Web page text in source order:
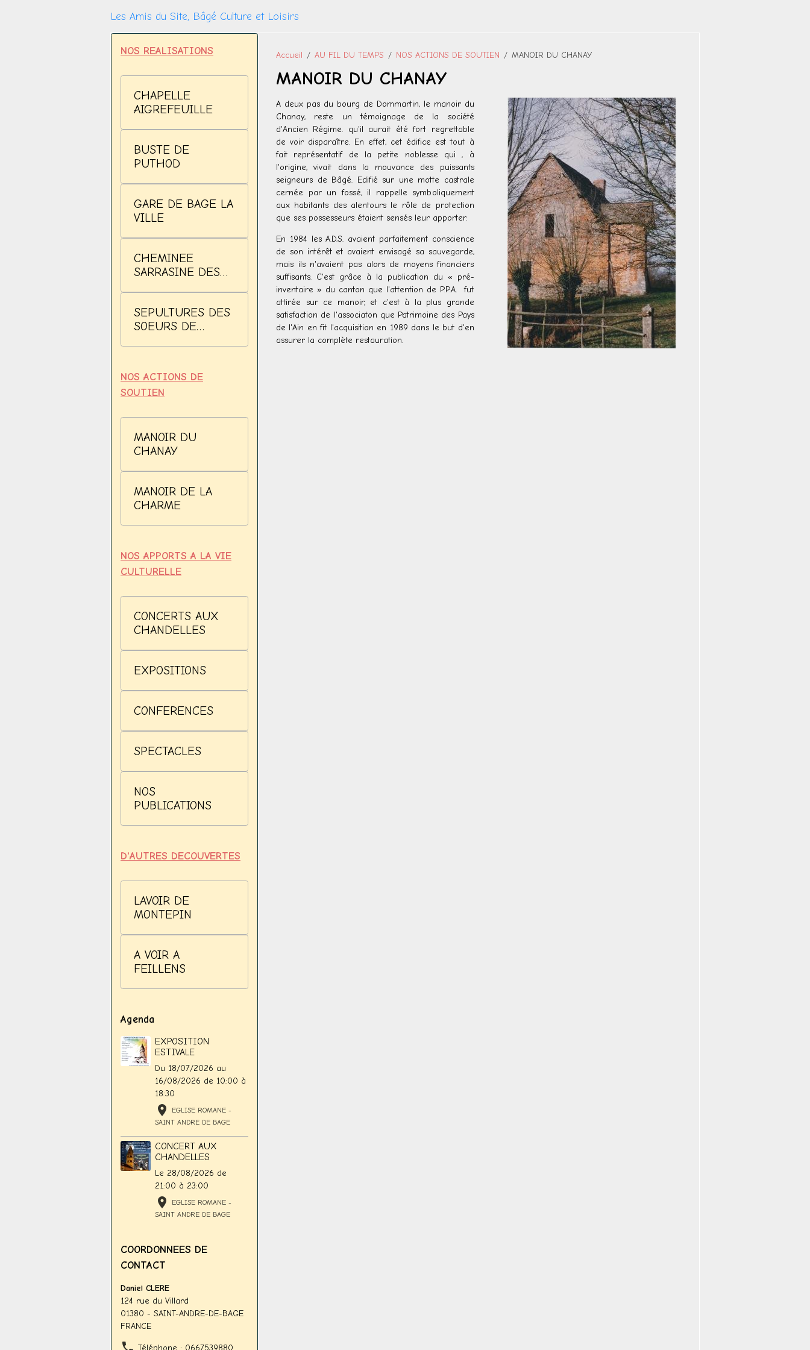
Les Amis du Site, Bâgé Culture et Loisirs
Accueil AU FIL DU TEMPS NOS ACTIONS DE SOUTIEN MANOIR DU CHANAY
MANOIR DU CHANAY
A deux pas du bourg de Dommartin, le manoir du
Chanay, reste un témoignage de la société
d'Ancien Régime. qu'il aurait été fort regrettable
de voir disparaître. En effet, cet édifice est tout à
fait représentatif de la petite noblesse qui , à
l'origine, vivait dans la mouvance des puissants
seigneurs de Bâgé. Edifié sur une motte castrale
cernée par un fossé, il rappelle symboliquement
aux habitants des alentours le rôle de protection
que ses possesseurs étaient sensés leur apporter.
En 1984 les A.D.S. avaient parfaitement conscience
de son intérêt et avaient envisagé sa sauvegarde,
mais ils n'avaient pas alors de moyens financiers
suffisants. C'est grâce à la publication du « pré-
inventaire » du canton que l'attention de P.P.A. fut
attirée sur ce manoir, et c'est à la plus grande
satisfaction de l'associaton que Patrimoine des Pays
de l'Ain en fit l'acquisition en 1989 dans le but d'en
assurer la complète restauration.
NOS REALISATIONS
CHAPELLE
AIGREFEUILLE
BUSTE DE
PUTHOD
GARE DE BAGE LA
VILLE
CHEMINEE
SARRASINE DES
SEPULTURES DES
SOEURS DE
NOS ACTIONS DE
SOUTIEN
MANOIR DU
CHANAY
MANOIR DE LA
CHARME
NOS APPORTS A LA VIE
CULTURELLE
CONCERTS AUX
CHANDELLES
EXPOSITIONS
CONFERENCES
SPECTACLES
NOS
PUBLICATIONS
D'AUTRES DECOUVERTES
LAVOIR DE
MONTEPIN
A VOIR A
FEILLENS
Agenda
EXPOSITION
ESTIVALE
Du 18/07/2026 au
16/08/2026 de 10:00 à
18:30
EGLISE ROMANE -
SAINT ANDRE DE BAGE
CONCERT AUX
CHANDELLES
Le 28/08/2026 de
21:00 à 23:00
EGLISE ROMANE -
SAINT ANDRE DE BAGE
COORDONNEES DE
CONTACT
Daniel CLERE
124 rue du Villard
01380 - SAINT-ANDRE-DE-BAGE
FRANCE